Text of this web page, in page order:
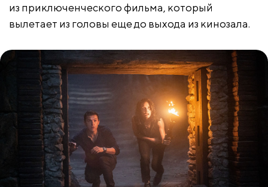
из приключенческого фильма, который
вылетает из головы еще до выхода из кинозала.